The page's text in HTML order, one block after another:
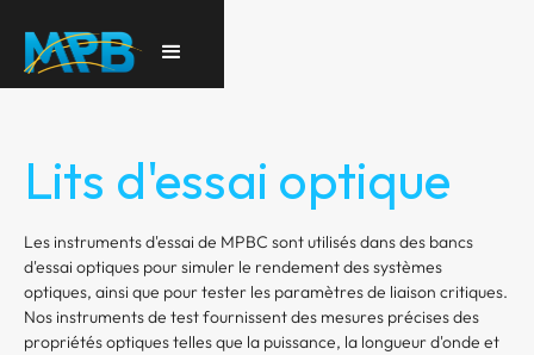
Lits d'essai optique
Les instruments d'essai de MPBC sont utilisés dans des bancs
d'essai optiques pour simuler le rendement des systèmes
optiques, ainsi que pour tester les paramètres de liaison critiques.
Nos instruments de test fournissent des mesures précises des
propriétés optiques telles que la puissance, la longueur d'onde et